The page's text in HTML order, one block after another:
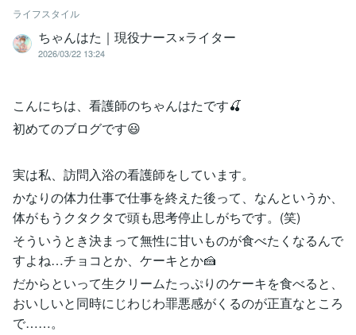
ライフスタイル
ちゃんはた｜現役ナース×ライター
2026/03/22 13:24
こんにちは、看護師のちゃんはたです🍒
初めてのブログです😃
実は私、訪問入浴の看護師をしています。
かなりの体力仕事で仕事を終えた後って、なんというか、
体がもうクタクタで頭も思考停止しがちです。(笑)
そういうとき決まって無性に甘いものが食べたくなるんで
すよね…チョコとか、ケーキとか🍰
だからといって生クリームたっぷりのケーキを食べると、
おいしいと同時にじわじわ罪悪感がくるのが正直なところ
で……。